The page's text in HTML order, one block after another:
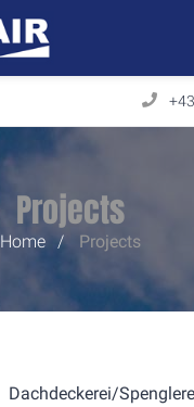
Projects
Home Projects
Dachdeckerei/